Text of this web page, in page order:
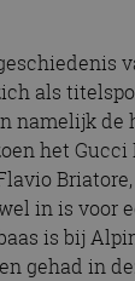
als
namelijk de
het
in is voor
is bij
gehad in